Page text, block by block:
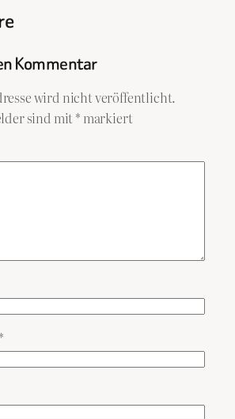
Kommentar
wird nicht veröffentlicht.
sind mit* markiert
*